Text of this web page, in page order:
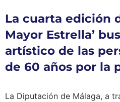
La cuarta edición
Mayor Estrella’
artístico de las
de 60 años por la
La Diputación de Málaga, a